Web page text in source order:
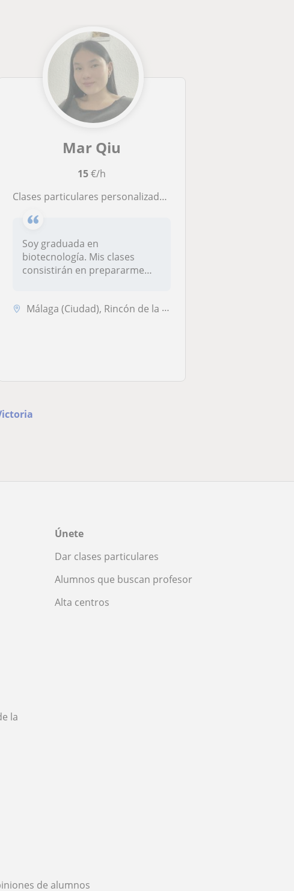
Mar Qiu
15€/h
Clases particulares personalizadas de biología o química
Soy graduada en
biotecnología. Mis clases
consistirán en prepararme
Málaga (Ciudad), Rincón de la Victoria, Totalán
la
Únete
Dar clases particulares
Alumnos que buscan profesor
Alta centros
de alumnos